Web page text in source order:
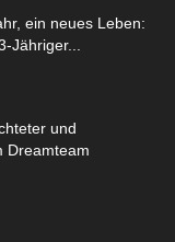
ein neues Leben:
Jähriger...
und
Dreamteam